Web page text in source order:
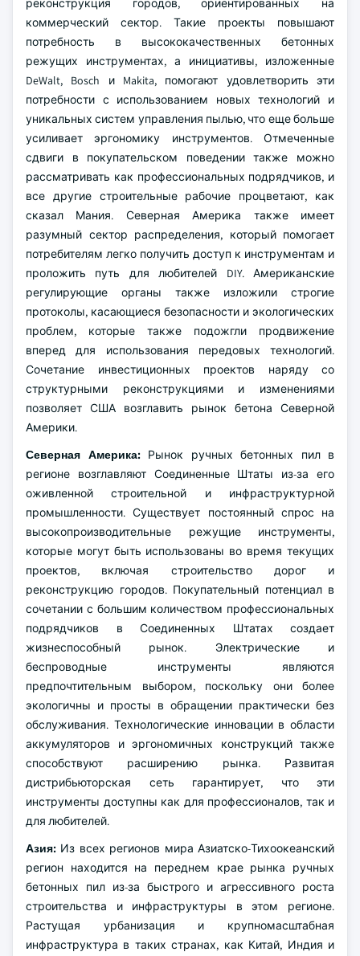
реконструкция городов, ориентированных на
коммерческий сектор. Такие проекты повышают
потребность в высококачественных бетонных
режущих инструментах, а инициативы, изложенные
DeWalt, Bosch и Makita, помогают удовлетворить эти
потребности с использованием новых технологий и
уникальных систем управления пылью, что еще больше
усиливает эргономику инструментов. Отмеченные
сдвиги в покупательском поведении также можно
рассматривать как профессиональных подрядчиков, и
все другие строительные рабочие процветают, как
сказал Мания. Северная Америка также имеет
разумный сектор распределения, который помогает
потребителям легко получить доступ к инструментам и
проложить путь для любителей DIY. Американские
регулирующие органы также изложили строгие
протоколы, касающиеся безопасности и экологических
проблем, которые также подожгли продвижение
вперед для использования передовых технологий.
Сочетание инвестиционных проектов наряду со
структурными реконструкциями и изменениями
позволяет США возглавить рынок бетона Северной
Америки.
Северная Америка:Рынок ручных бетонных пил в
регионе возглавляют Соединенные Штаты из-за его
оживленной строительной и инфраструктурной
промышленности. Существует постоянный спрос на
высокопроизводительные режущие инструменты,
которые могут быть использованы во время текущих
проектов, включая строительство дорог и
реконструкцию городов. Покупательный потенциал в
сочетании с большим количеством профессиональных
подрядчиков в Соединенных Штатах создает
жизнеспособный рынок. Электрические и
беспроводные инструменты являются
предпочтительным выбором, поскольку они более
экологичны и просты в обращении практически без
обслуживания. Технологические инновации в области
аккумуляторов и эргономичных конструкций также
способствуют расширению рынка. Развитая
дистрибьюторская сеть гарантирует, что эти
инструменты доступны как для профессионалов, так и
для любителей.
Азия: Из всех регионов мира Азиатско-Тихоокеанский
регион находится на переднем крае рынка ручных
бетонных пил из-за быстрого и агрессивного роста
строительства и инфраструктуры в этом регионе.
Растущая урбанизация и крупномасштабная
инфраструктура в таких странах, как Китай, Индия и